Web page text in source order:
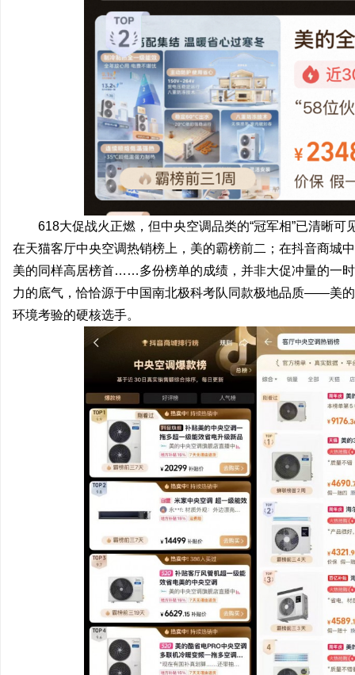
618大促战火正燃，但中央空调品类的“冠军相”已清晰
在天猫客厅中央空调热销榜上，美的霸榜前二；在抖音商城
美的同样高居榜首……多份榜单的成绩，并非大促冲量的一
力的底气，恰恰源于中国南北极科考队同款极地品质——美
环境考验的硬核选手。
汉配眼镜 上海配眼镜 武汉配眼镜 上海配眼镜